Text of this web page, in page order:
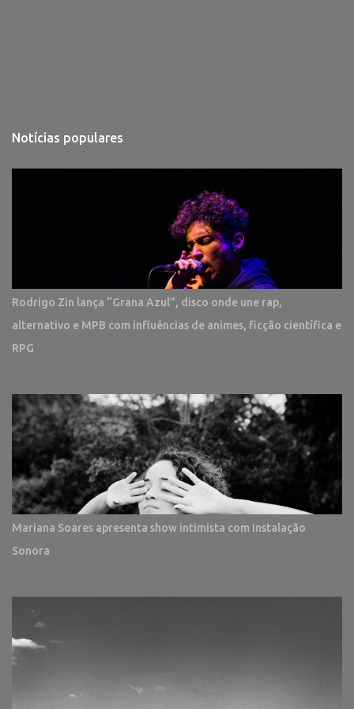
Notícias populares
Rodrigo Zin lança “Grana Azul”, disco onde une rap,
alternativo e MPB com influências de animes, ficção científica e
RPG
Mariana Soares apresenta show intimista com Instalação
Sonora